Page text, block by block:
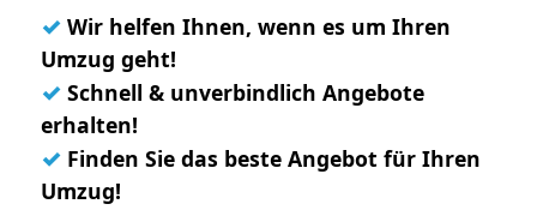
✓ Wir helfen Ihnen, wenn es um Ihren
Umzug geht!
✓ Schnell & unverbindlich Angebote
erhalten!
✓ Finden Sie das beste Angebot für Ihren
Umzug!